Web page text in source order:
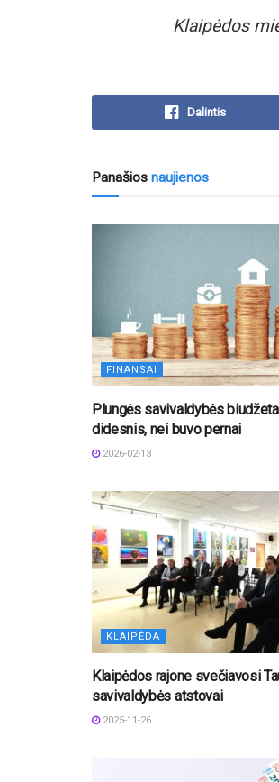
Klaipėdos
Dalintis
Panašios naujienos
FINANSAI
Plungės savivaldybės
didesnis, nei buvo pernai
2026-02-13
KLAIPĖDA
Klaipėdos rajone svečiavosi
savivaldybės atstovai
2025-11-26